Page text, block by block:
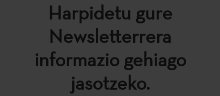
Harpidetu gure
Newsletterrera
informazio gehiago
jasotzeko.